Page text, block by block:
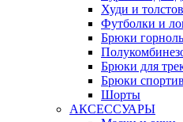
Худи и
Футболки и
Брюки
Брюки для
Брюки
Шорты
АКСЕССУАРЫ